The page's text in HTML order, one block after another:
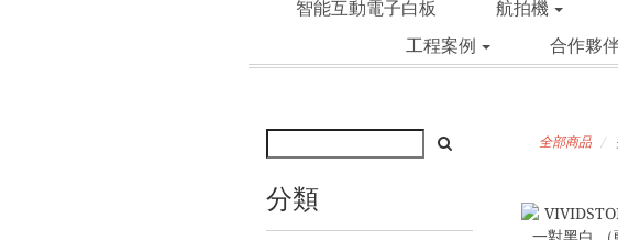
智能互動電子白板
航拍機
工程案例
合作夥
分類
全部商品